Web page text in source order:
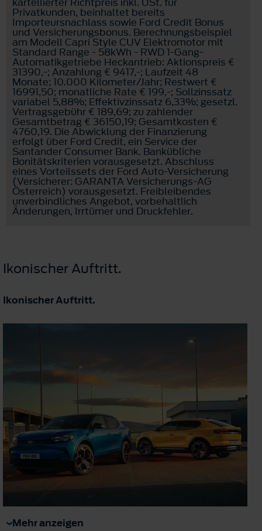
Privatkunden, beinhaltet bereits
Importeursnachlass sowie Ford Credit Bonus
und Versicherungsbonus. Berechnungsbeispiel
am Modell Capri Style CUV Elektromotor mit
Standard Range - 58kWh - RWD 1-Gang-
Automatikgetriebe Heckantrieb: Aktionspreis €
31390,-; Anzahlung € 9417,-; Laufzeit 48
Monate; 10.000 Kilometer/Jahr; Restwert €
16991,50; monatliche Rate € 199,-; Sollzinssatz
variabel 5,88%; Effektivzinssatz 6,33%; gesetzl.
Vertragsgebühr € 189,69; zu zahlender
Gesamtbetrag € 36150,19; Gesamtkosten €
4760,19. Die Abwicklung der Finanzierung
erfolgt über Ford Credit, ein Service der
Santander Consumer Bank. Bankübliche
Bonitätskriterien vorausgesetzt. Abschluss
eines Vorteilssets der Ford Auto-Versicherung
(Versicherer: GARANTA Versicherungs-AG
Österreich) vorausgesetzt. Freibleibendes
unverbindliches Angebot, vorbehaltlich
Änderungen, Irrtümer und Druckfehler.
Ikonischer Auftritt.
Ikonischer Auftritt.
Mehr anzeigen